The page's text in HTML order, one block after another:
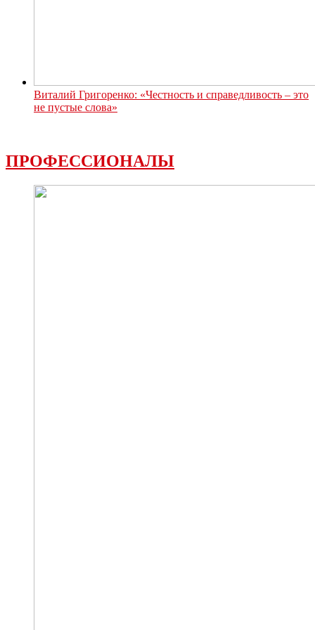
Виталий Григоренко: «Честность и справедливость – это
не пустые слова»
ПРОФЕССИОНАЛЫ